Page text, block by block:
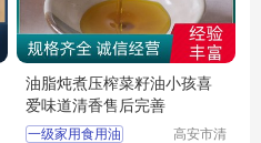
油脂炖煮压榨菜籽油小孩喜
爱味道清香售后完善
一级家用食用油
高安市清